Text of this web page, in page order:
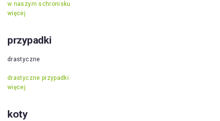
w naszym schronisku
więcej
przypadki
drastyczne
drastyczne przypadki
więcej
koty